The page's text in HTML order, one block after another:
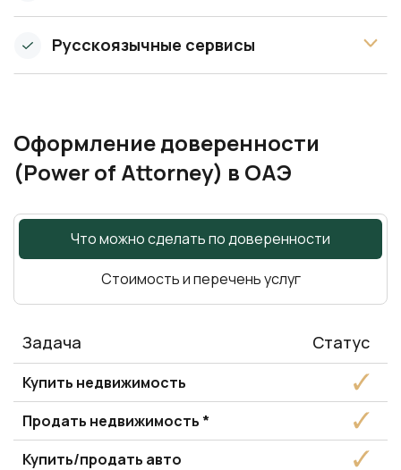
Русскоязычные сервисы
Оформление доверенности
(Power of Attorney) в ОАЭ
Что можно сделать по доверенности
Стоимость и перечень услуг
Задача
Купить недвижимость
Продать недвижимость *
Купить/продать авто